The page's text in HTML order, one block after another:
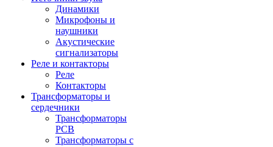
Динамики
Микрофоны и
наушники
Акустические
сигнализаторы
Реле и контакторы
Реле
Контакторы
Трансформаторы и
сердечники
Трансформаторы
PCB
Трансформаторы с